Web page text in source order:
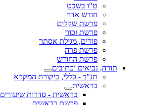
ט"ו בשבט
חודש אדר
פרשת שקלים
פרשת זכור
פורים, מגילת אסתר
פרשת פרה
פרשת החודש
תורה, נביאים וכתובים
תנ"ך - כללי, ביקורת המקרא
בראשית
בראשית - סדרות שיעורים